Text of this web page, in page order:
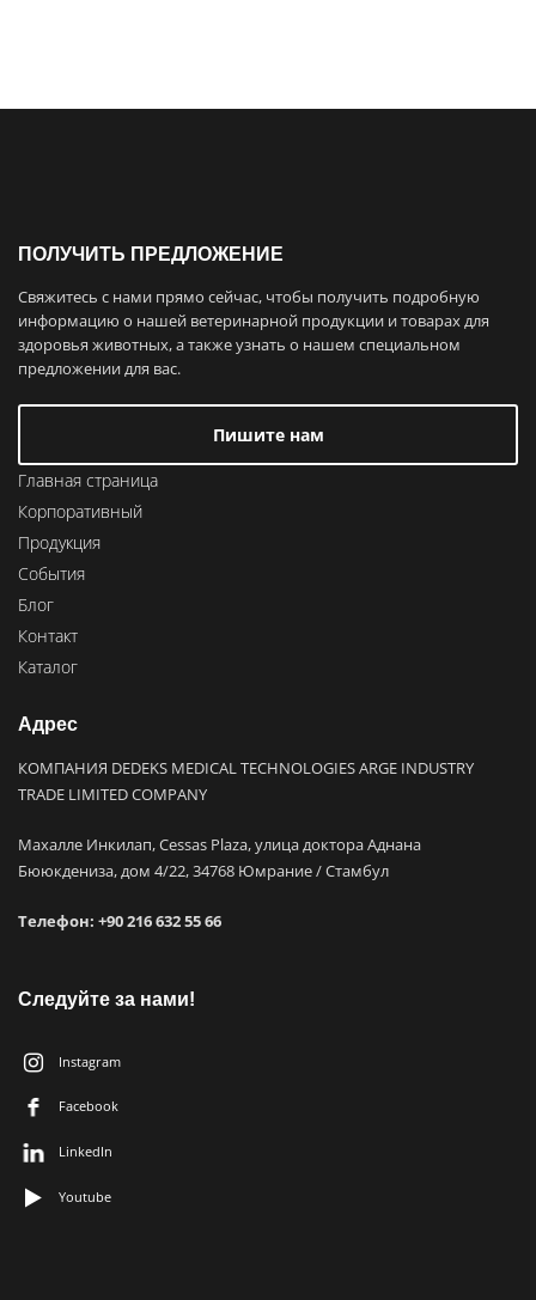
ПОЛУЧИТЬ ПРЕДЛОЖЕНИЕ
Свяжитесь с нами прямо сейчас, чтобы получить подробную
информацию о нашей ветеринарной продукции и товарах для
здоровья животных, а также узнать о нашем специальном
предложении для вас.
Пишите нам
Главная страница
Корпоративный
Продукция
События
Блог
Контакт
Каталог
Адрес
КОМПАНИЯ DEDEKS MEDICAL TECHNOLOGIES ARGE INDUSTRY
TRADE LIMITED COMPANY
Махалле Инкилап, Cessas Plaza, улица доктора Аднана
Бююкдениза, дом 4/22, 34768 Юмрание / Стамбул
Телефон: +90 216 632 55 66
Следуйте за нами!
Instagram
Facebook
LinkedIn
Youtube